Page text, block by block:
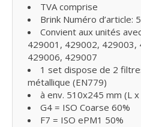
TVA comprise
Brink Numéro d’article:
Convient aux unités
429001, 429002, 429003,
429006, 429007
1 set dispose de 2
métallique (EN779)
à env. 510x245 mm (L x
G4 = ISO Coarse 60%
F7 = ISO ePM1 50%